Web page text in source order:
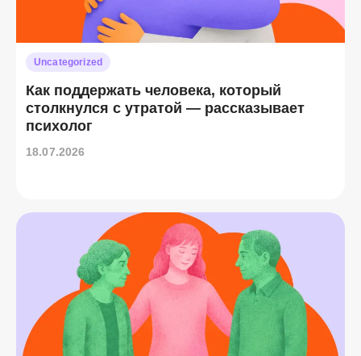
Uncategorized
Как поддержать человека, который
столкнулся с утратой — рассказывает
психолог
18.07.2026